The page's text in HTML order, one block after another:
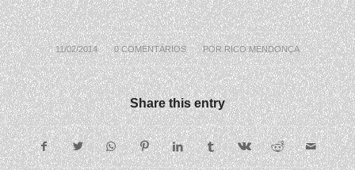
11/02/2014
/ 0 COMENTÁRIOS
/ PORRICO MENDONÇA
Share this entry